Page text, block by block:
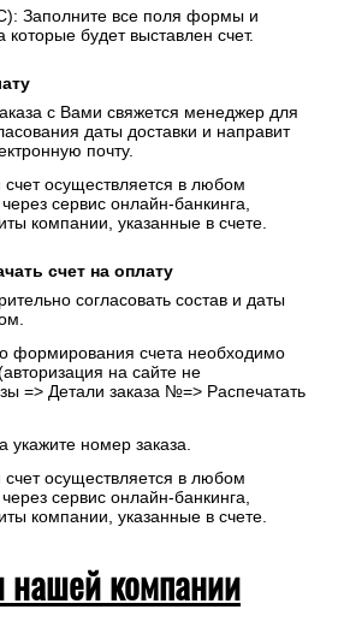
Заполните все поля формы и
которые будет выставлен счет.
с Вами свяжется менеджер для
даты доставки и направит
почту.
осуществляется в любом
сервис онлайн-банкинга,
компании, указанные в счете.
счет на оплату
согласовать состав и даты
формирования счета необходимо
на сайте не
=> Детали заказа №=> Распечатать
укажите номер заказа.
осуществляется в любом
сервис онлайн-банкинга,
компании, указанные в счете.
нашей компании